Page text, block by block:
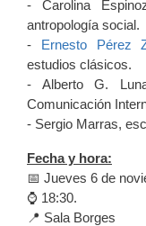
- Carolina
antropología social.
- Ernesto Pérez
estudios clásicos.
- Alberto G.
Comunicación
- Sergio Marras,
Fecha y hora:
📅 Jueves 6 de
⌚ 18:30.
📍 Sala Borges